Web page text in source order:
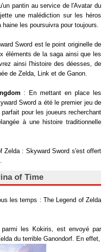
pantin au service de l'Avatar du
une malédiction sur les héros
les poursuivra pour toujours.
Sword est le point originelle de
éléments de la saga ainsi que les
ainsi l'histoire des déesses, de
de Zelda, Link et de Ganon.
: En mettant en place les
Sword a été le premier jeu de
pour les joueurs recherchant
à une histoire traditionnelle
Zelda : Skyward Sword s'est offert
of Time
les temps : The Legend of Zelda
les Kokiris, est envoyé par
du terrible Ganondorf. En effet,